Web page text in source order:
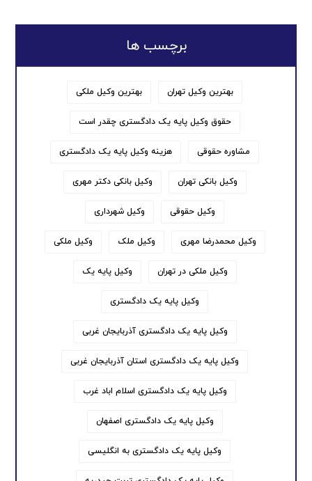
برچسب ها
بهترین وکیل تهران بهترین وکیل ملکی
حقوق وکیل پایه یک دادگستری چقدر است
مشاوره حقوقی هزینه وکیل پایه یک دادگستری
وکیل بانکی تهران وکیل بانکی دکتر مهری
وکیل حقوقی وکیل شهرداری
وکیل محمدرضا مهری وکیل ملک وکیل ملکی
وکیل ملکی در تهران وکیل پایه یک
وکیل پایه یک دادگستری
وکیل پایه یک دادگستری آذربایجان غربی
وکیل پایه یک دادگستری استان آذربایجان غربی
وکیل پایه یک دادگستری اسلام اباد غرب
وکیل پایه یک دادگستری اصفهان
وکیل پایه یک دادگستری به انگلیسی